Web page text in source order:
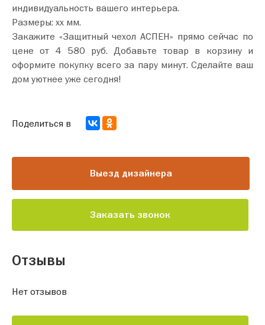
индивидуальность вашего интерьера.
Размеры: хх мм.
Закажите «Защитный чехол АСПЕН» прямо сейчас по
цене от 4 580 руб. Добавьте товар в корзину и
оформите покупку всего за пару минут. Сделайте ваш
дом уютнее уже сегодня!
Выезд дизайнера
Заказать звонок
Поделиться в
Отзывы
Нет отзывов